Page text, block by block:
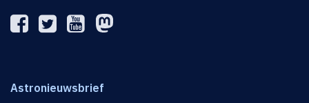
Astronieuwsbrief